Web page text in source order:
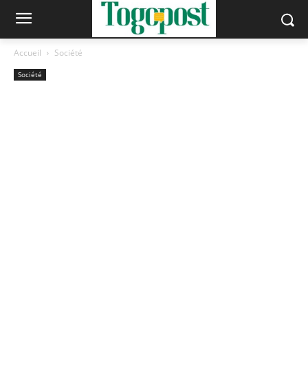
Accueil Société
Société